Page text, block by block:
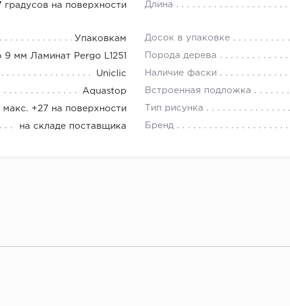
на поверхности Длина
Упаковкам Досок в упаковке
9 мм Ламинат Pergo L1251 Порода дерева
Uniclic Наличие фаски
Aquastop Встроенная подложка
макс. +27 на поверхности Тип рисунка
на складе поставщика Бренд